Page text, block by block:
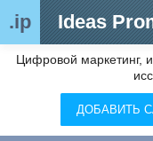
.ip Ideas
Сегменты рынка
Цифровой
Цифровой маркетинг,
ДОБАВИТЬ